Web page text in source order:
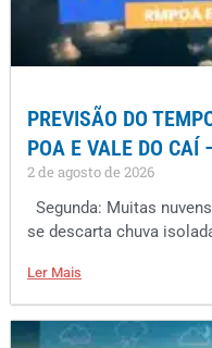
PREVISÃO DO
POA E VALE DO
2 de agosto de 2026
Segunda: Muitas
se descarta chuva
Ler Mais